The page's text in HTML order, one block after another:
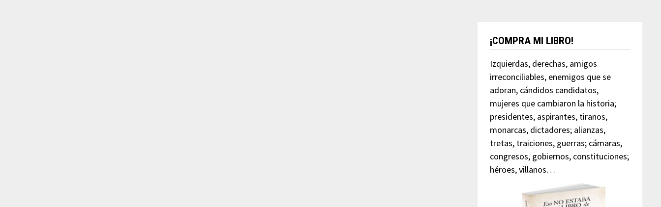
¡COMPRA MI LIBRO!
Izquierdas, derechas, amigos
irreconciliables, enemigos que se
adoran, cándidos candidatos,
mujeres que cambiaron la historia;
presidentes, aspirantes, tiranos,
monarcas, dictadores; alianzas,
tretas, traiciones, guerras; cámaras,
congresos, gobiernos, constituciones;
héroes, villanos…